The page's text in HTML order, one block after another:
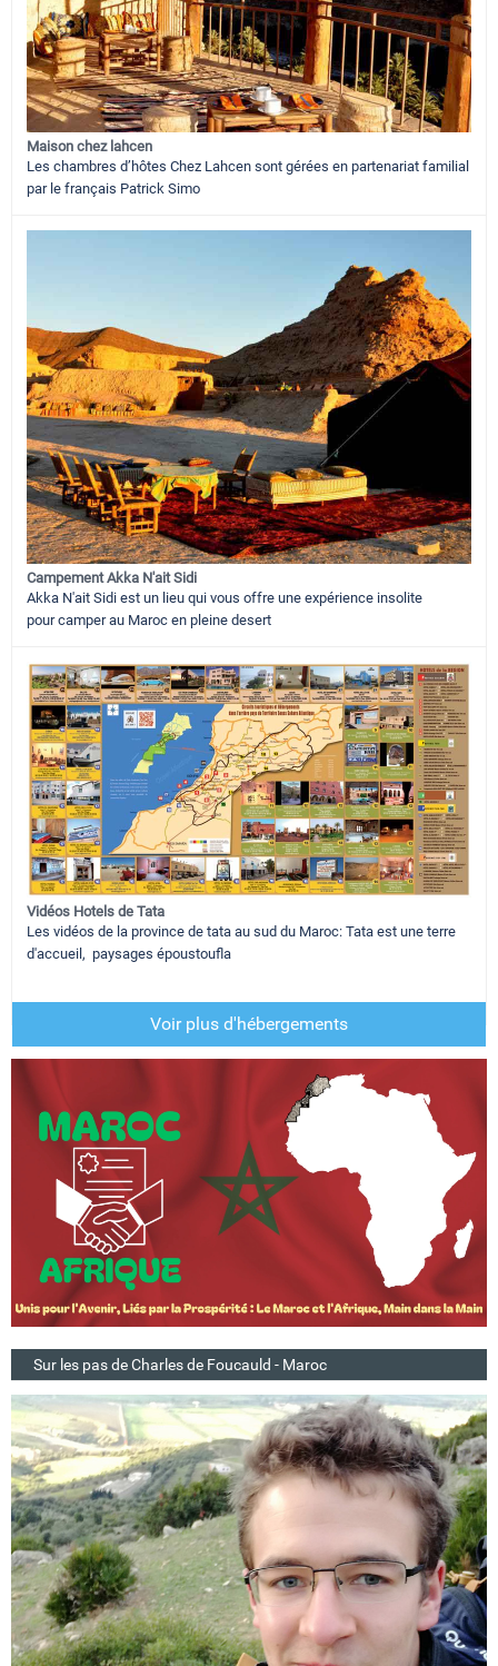
Maison chez lahcen
Les chambres d’hôtes Chez Lahcen sont gérées en partenariat familial
par le français Patrick Simo
Campement Akka N'ait Sidi
Akka N'ait Sidi est un lieu qui vous offre une expérience insolite
pour camper au Maroc en pleine desert
Vidéos Hotels de Tata
Les vidéos de la province de tata au sud du Maroc: Tata est une terre
d'accueil, paysages époustoufla
Voir plus d'hébergements
Sur les pas de Charles de Foucauld - Maroc